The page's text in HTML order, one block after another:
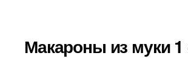
Макароны из муки 1